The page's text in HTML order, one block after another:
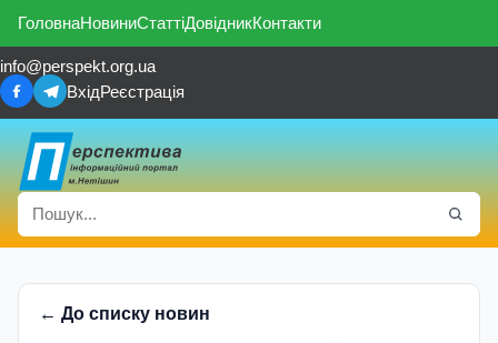
ГоловнаНовиниСтаттіДовідникКонтакти
info@perspekt.org.ua
ВхідРеєстрація
← До списку новин